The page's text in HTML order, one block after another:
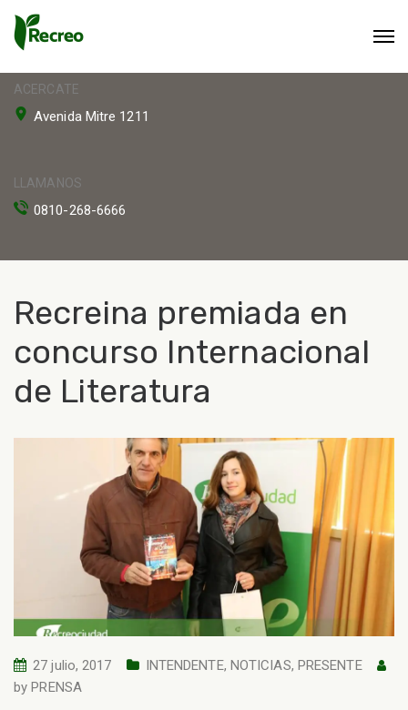
ACERCATE
Avenida Mitre 1211
LLAMANOS
0810-268-6666
Recreina premiada en
concurso Internacional
de Literatura
27 julio, 2017 INTENDENTE, NOTICIAS, PRESENTE
byPRENSA